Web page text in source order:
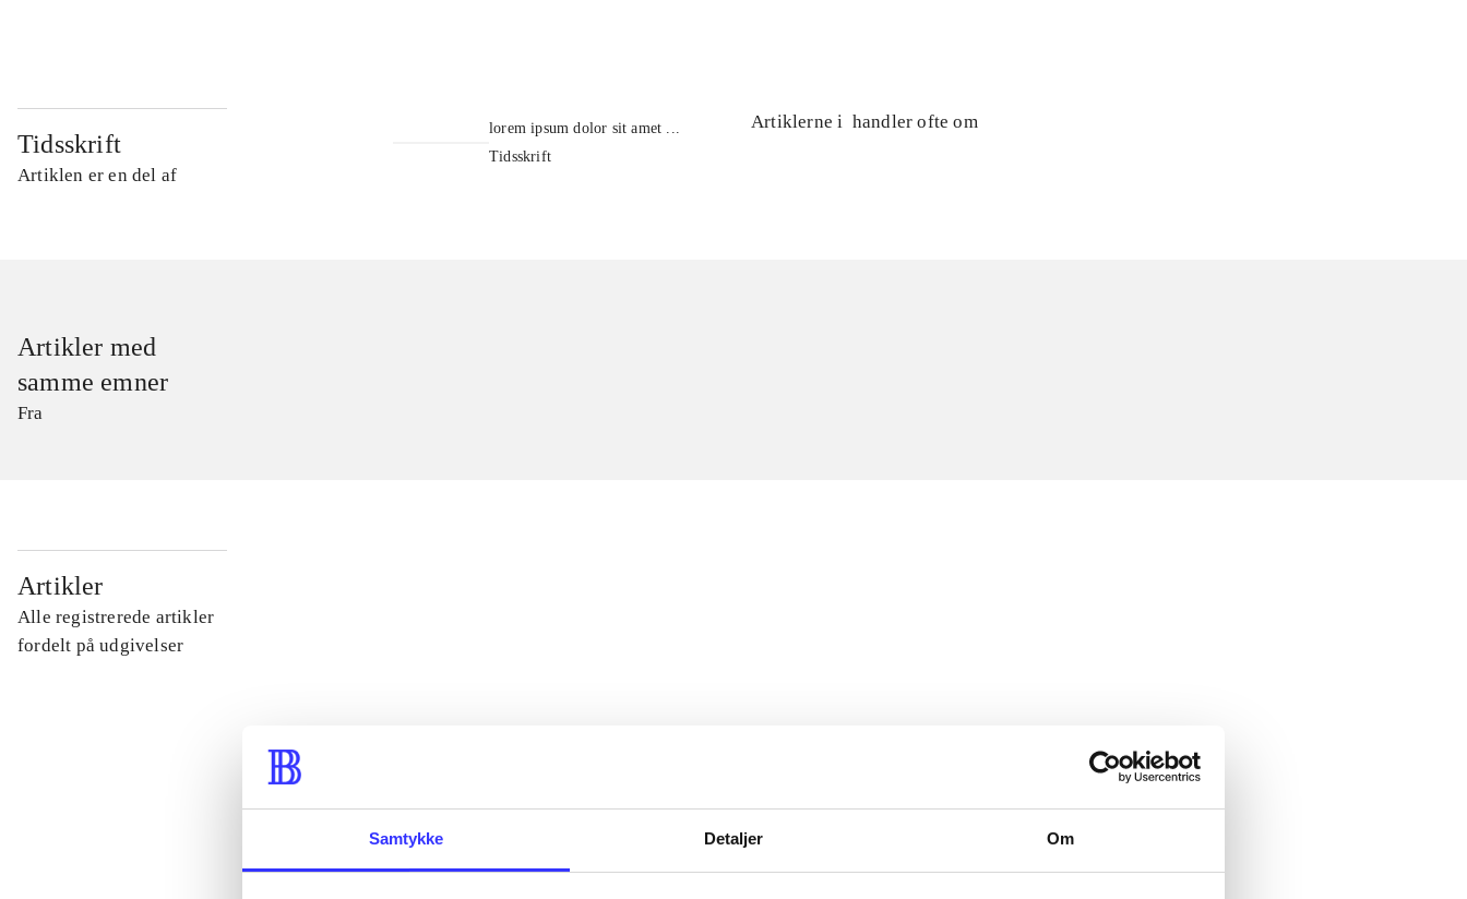
Samtykke Detaljer Om
Tidsskrift
Artiklen er en del af
lorem ipsum dolor sit amet ...
Tidsskrift
Artiklerne i handler ofte om
Artikler med
samme emner
Fra
Artikler
Alle registrerede artikler
fordelt på udgivelser